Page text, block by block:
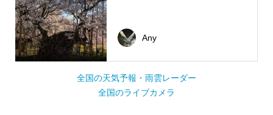
Any
全国の天気予報・雨雲レーダー
全国のライブカメラ